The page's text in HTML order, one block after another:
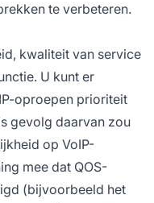
te verbeteren.
kwaliteit van service
U kunt er
oproepen prioriteit
gevolg daarvan zou
op VoIP-
mee dat QOS-
(bijvoorbeeld het